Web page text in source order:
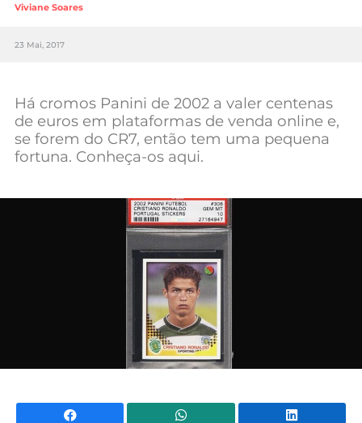
Sociedade
Negócios
Mundial 2026
Viviane Soares
23 Mai, 2017
Há cromos Panini de 2002 a valer centenas
de euros em plataformas de venda online e,
se forem do CR7, então tem uma pequena
fortuna. Conheça-os aqui.
Facebook WhatsApp